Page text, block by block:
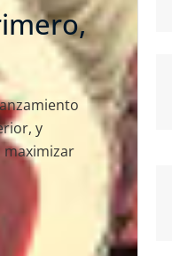
y
maximizar